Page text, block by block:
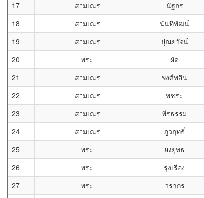
17
สามเณร นัฐกร
18
สามเณร นันทิพัฒน์
19
สามเณร ปุณยวัจน์
20
พระ ผัด
21
สามเณร พงศ์พสิน
22
สามเณร พชระ
23
สามเณร พีรธรรม
24
สามเณร ภูวฤทธิ์
25
พระ ยงยุทธ
26
พระ รุ่งเรือง
27
พระ วรากร